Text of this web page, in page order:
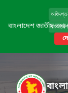
বাংলাদেশ জাতীয় তথ্য